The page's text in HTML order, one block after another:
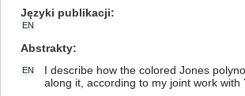
Języki publikacji
EN
Abstrakty
EN
I describe how the colored Jones
along it, according to my joint work with